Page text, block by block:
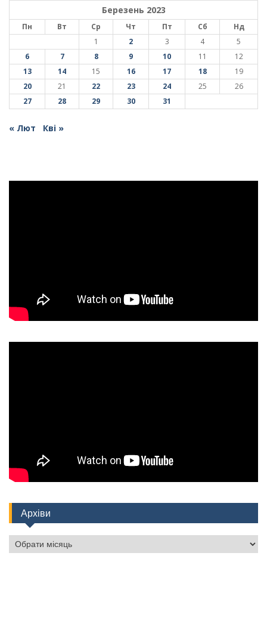
Березень 2023
Пн Вт Ср Чт Пт Сб
Нд
1
2 3 4
5
6
7 8 9 10 11
12
13
14 15 16 17 18
19
20
21 22 23 24 25
26
27
28 29 30 31
« Лют Кві »
Архіви
Архіви